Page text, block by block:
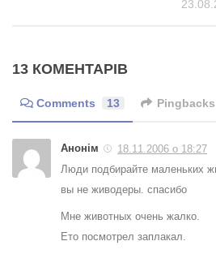
13 КОМЕНТАРІВ
Comments 13 Pingbacks
Анонім
18.11.2006 о 18:27
Люди подбирайте маленьких
вы не живодеры. спасибо
Мне животных очень жалко.
Ето посмотрел заплакал.